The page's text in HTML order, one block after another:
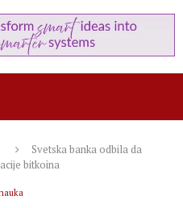
Svetska banka odbila da
bitkoina